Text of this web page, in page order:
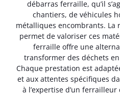
débarras ferraille, qu’il
chantiers, de véhicules
métalliques encombrants. La
permet de valoriser ces
ferraille offre une
transformer des déchets
Chaque prestation est
et aux attentes spécifiques
à l’expertise d’un